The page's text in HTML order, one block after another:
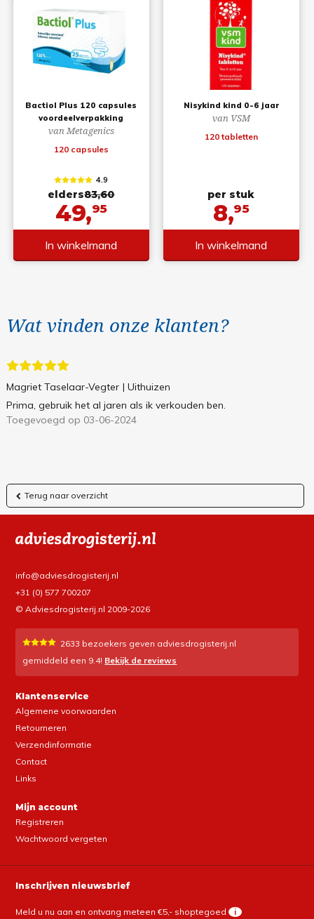
Bactiol Plus 120 capsules
voordeelverpakking
van Metagenics
120 capsules
4.9
elders83,60
49,95
In winkelmand
Nisykind kind 0-6 jaar
van VSM
120 tabletten
per stuk
8,95
In winkelmand
Wat vinden onze klanten?
Magriet Taselaar-Vegter | Uithuizen
Prima, gebruik het al jaren als ik verkouden ben.
Toegevoegd op 03-06-2024
Terug naar overzicht
info@adviesdrogisterij.nl
+31 (0) 577 700207
© Adviesdrogisterij.nl 2009-2026
2633 bezoekers geven adviesdrogisterij.nl
gemiddeld een 9.4! Bekijk de reviews
Klantenservice
Algemene voorwaarden
Retourneren
Verzendinformatie
Contact
Links
Mijn account
Registreren
Wachtwoord vergeten
Inschrijven nieuwsbrief
Meld u nu aan en ontvang meteen €5,- shoptegoed i